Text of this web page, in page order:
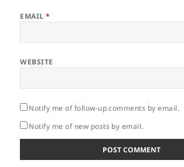
EMAIL*
WEBSITE
Notify me of follow-up comments by email.
Notify me of new posts by email.